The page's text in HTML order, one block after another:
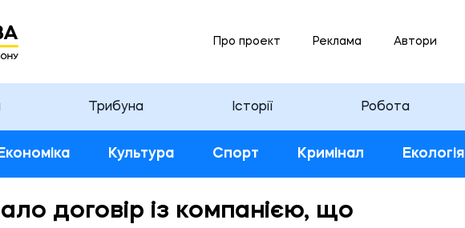
Про проект Реклама Автори
Трибуна Історії Робота
Економіка Культура Спорт Кримінал Екологія
договір із компанією, що